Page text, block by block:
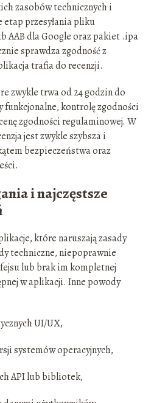
zasobów technicznych i
przesyłania pliku
AAB dla Google oraz pakiet .ipa
sprawdza zgodność z
trafia do recenzji.
zwykle trwa od 24 godzin do
kontrolę zgodności
zgodności regulaminowej. W
jest zwykle szybsza i
bezpieczeństwa oraz
i najczęstsze
które naruszają zasady
techniczne, niepoprawnie
lub brak im kompletnej
w aplikacji. Inne powody
UI/UX,
systemów operacyjnych,
API lub bibliotek,